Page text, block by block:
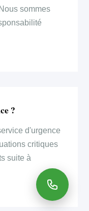
sommes
?
d'urgence
critiques
suite à